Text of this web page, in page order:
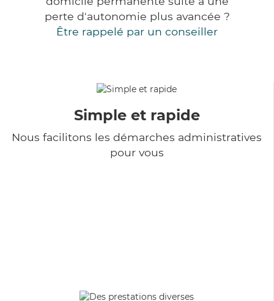
perte d'autonomie plus avancée ?
Être rappelé par un conseiller
Simple et rapide
Nous facilitons les démarches administratives
pour vous